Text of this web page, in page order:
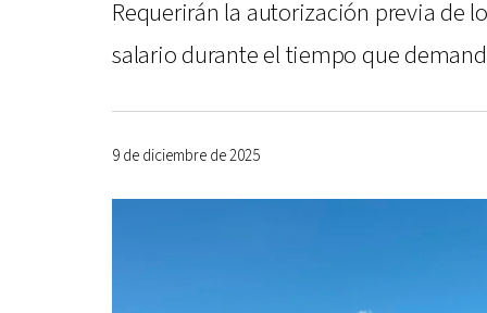
Requerirán la autorización previa de
salario durante el tiempo que
9 de diciembre de 2025